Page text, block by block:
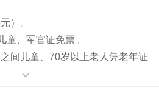
）。
童、军官证免票 。
间儿童、70岁以上老人凭老年证